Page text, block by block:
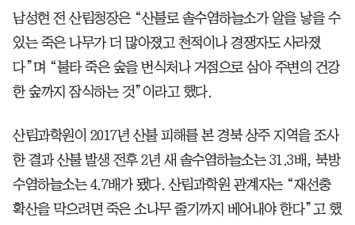
남성현 전 산림청장은 “산불로 솔수염하늘소가 알을 낳을 수
있는 죽은 나무가 더 많아졌고 천적이나 경쟁자도 사라졌
다”며 “불타 죽은 숲을 번식처나 거점으로 삼아 주변의 건강
한 숲까지 잠식하는 것”이라고 했다.
산림과학원이 2017년 산불 피해를 본 경북 상주 지역을 조사
한 결과 산불 발생 전후 2년 새 솔수염하늘소는 31.3배, 북방
수염하늘소는 4.7배가 됐다. 산림과학원 관계자는 “재선충
확산을 막으려면 죽은 소나무 줄기까지 베어내야 한다”고 했